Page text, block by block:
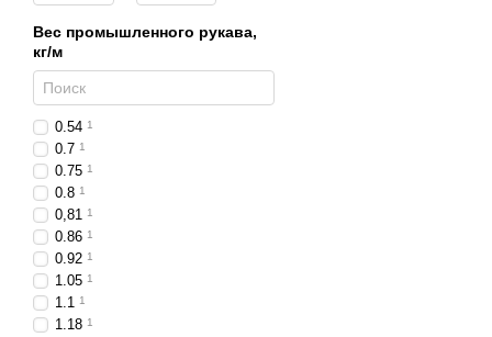
Вес промышленного рукава,
кг/м
0.54 1
0.7 1
0.75 1
0.8 1
0,81 1
0.86 1
0.92 1
1.05 1
1.1 1
1.18 1